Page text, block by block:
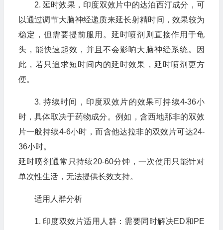
2. 延时效果，印度双效片中的达泊西汀成分，可
以通过调节大脑神经递质来延长射精时间，效果较为
稳定，但需要提前服用。延时喷剂则直接作用于龟
头，能快速起效，并且不会影响大脑神经系统。因
此，若只追求短时间内的延时效果，延时喷剂更方
便。
3. 持续时间，印度双效片的效果可持续4-36小
时，具体取决于药物成分。例如，含西地那非的双效
片一般持续4-6小时，而含他达拉非的双效片可达24-
36小时。
延时喷剂通常只持续20-60分钟，一次使用只能针对
单次性生活，无法提供长效支持。
适用人群分析
1. 印度双效片适用人群：需要同时解决ED和PE